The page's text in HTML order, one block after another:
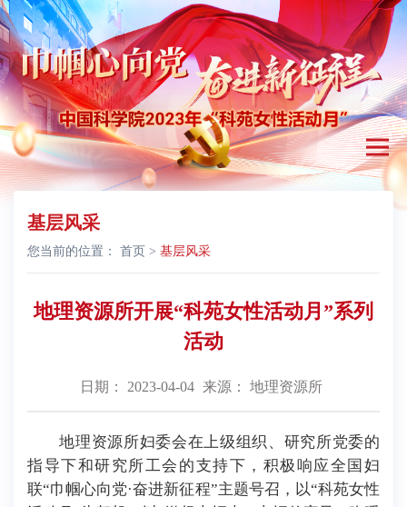
基层风采
您当前的位置： 首页 > 基层风采
地理资源所开展“科苑女性活动月”系列
活动
日期： 2023-04-04 来源： 地理资源所
地理资源所妇委会在上级组织、研究所党委的
指导下和研究所工会的支持下，积极响应全国妇
联“巾帼心向党·奋进新征程”主题号召，以“科苑女性